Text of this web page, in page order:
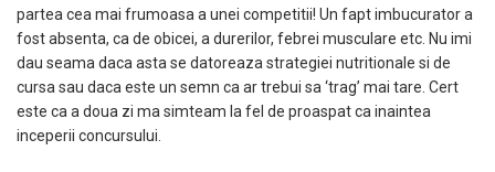
partea cea mai frumoasa a unei competitii! Un fapt imbucurator a
fost absenta, ca de obicei, a durerilor, febrei musculare etc. Nu imi
dau seama daca asta se datoreaza strategiei nutritionale si de
cursa sau daca este un semn ca ar trebui sa ‘trag’ mai tare. Cert
este ca a doua zi ma simteam la fel de proaspat ca inaintea
inceperii concursului.